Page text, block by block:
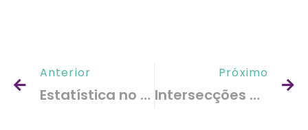
Anterior
Estatística no ChatGPT: Desvendando o Aprendizado de Máquina
Próximo
Intersecções entre Estatística e Ciência de Dados